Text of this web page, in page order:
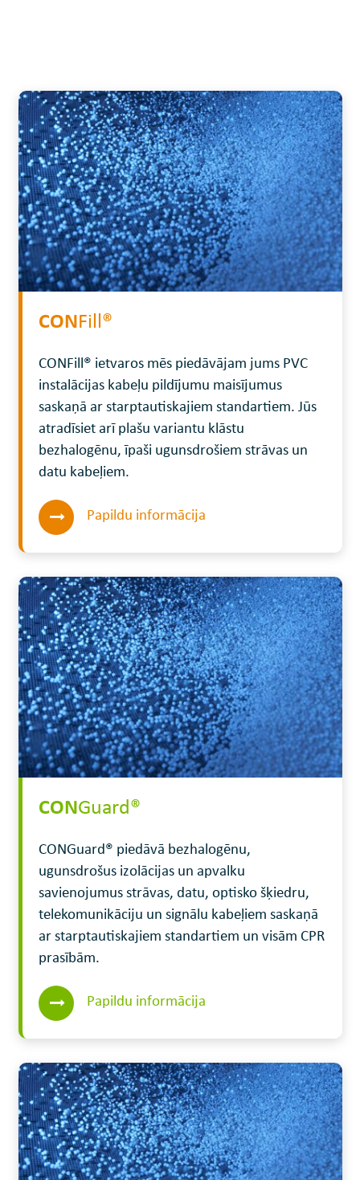
CONFill®
CONFill® ietvaros mēs piedāvājam jums PVC
instalācijas kabeļu pildījumu maisījumus
saskaņā ar starptautiskajiem standartiem. Jūs
atradīsiet arī plašu variantu klāstu
bezhalogēnu, īpaši ugunsdrošiem strāvas un
datu kabeļiem.
Papildu informācija
CONGuard®
CONGuard® piedāvā bezhalogēnu,
ugunsdrošus izolācijas un apvalku
savienojumus strāvas, datu, optisko šķiedru,
telekomunikāciju un signālu kabeļiem saskaņā
ar starptautiskajiem standartiem un visām CPR
prasībām.
Papildu informācija